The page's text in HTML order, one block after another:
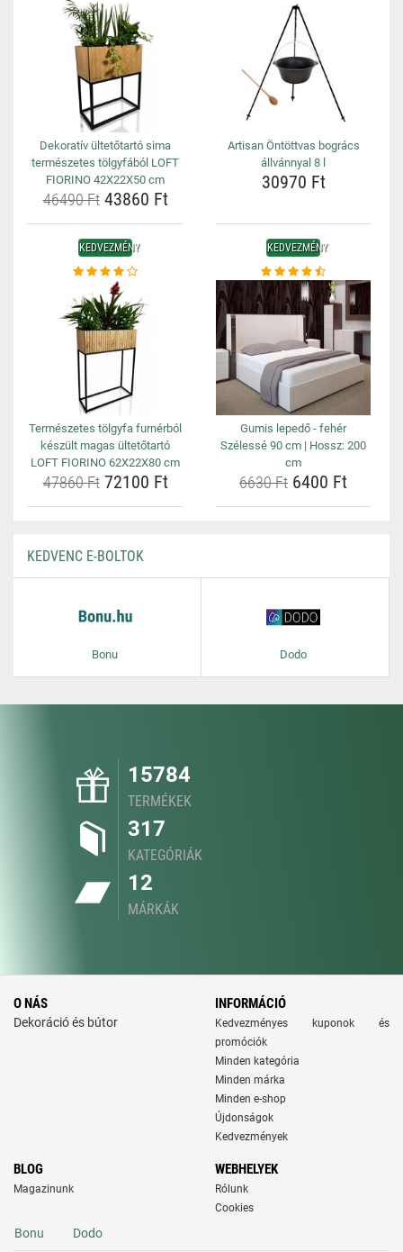
Dekoratív ültetőtartó sima
természetes tölgyfából LOFT
FIORINO 42X22X50 cm
46490 Ft43860 Ft
Artisan Öntöttvas bogrács
állvánnyal 8 l
30970 Ft
KEDVEZMÉNY
Természetes tölgyfa furnérból
készült magas ültetőtartó
LOFT FIORINO 62X22X80 cm
47860 Ft72100 Ft
KEDVEZMÉNY
Gumis lepedő - fehér
Szélessé 90 cm | Hossz: 200
cm
6630 Ft 6400 Ft
KEDVENC E-BOLTOK
Bonu Dodo
15784
TERMÉKEK
317
KATEGÓRIÁK
12
MÁRKÁK
O NÁS
Dekoráció és bútor
INFORMÁCIÓ
Kedvezményes kuponok és
promóciók
Minden kategória
Minden márka
Minden e-shop
Újdonságok
Kedvezmények
BLOG
Magazinunk
WEBHELYEK
Rólunk
Cookies
Bonu Dodo